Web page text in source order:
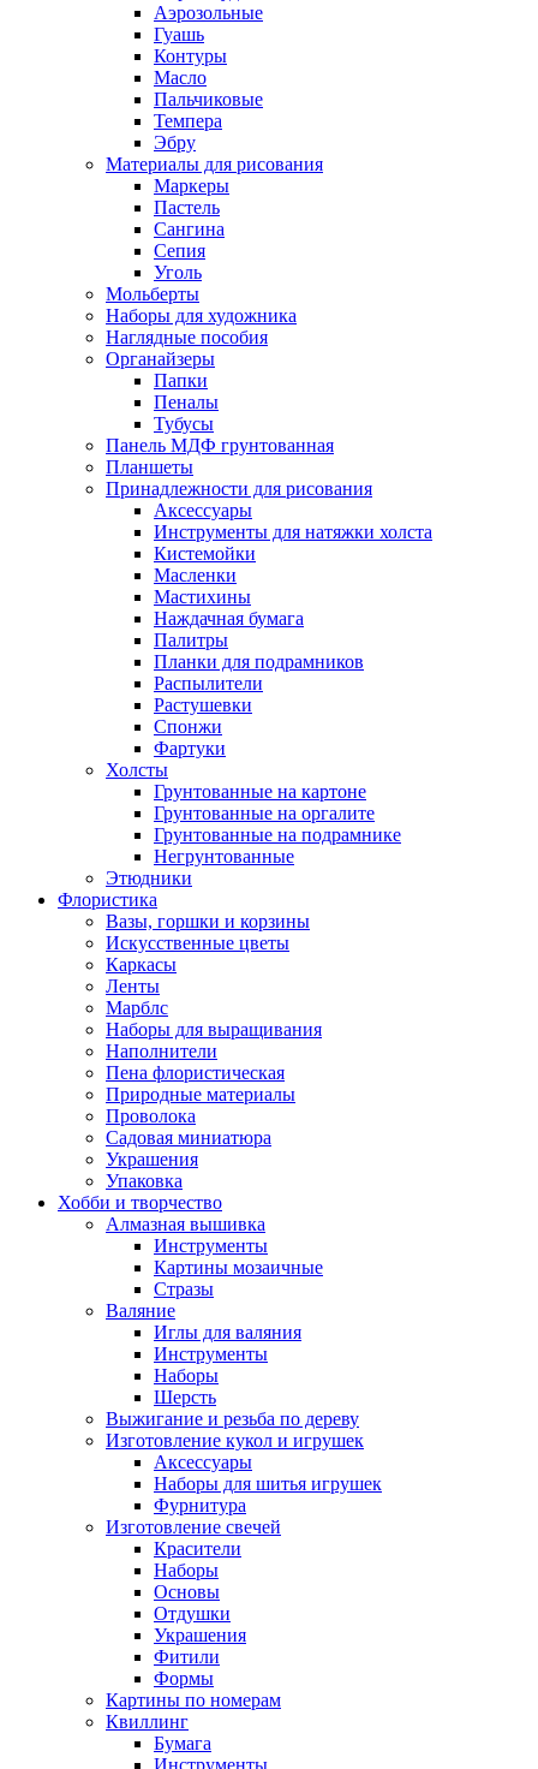
Аэрозольные
Гуашь
Контуры
Масло
Пальчиковые
Темпера
Эбру
Материалы для рисования
Маркеры
Пастель
Сангина
Сепия
Уголь
Мольберты
Наборы для художника
Наглядные пособия
Органайзеры
Папки
Пеналы
Тубусы
Панель МДФ грунтованная
Планшеты
Принадлежности для рисования
Аксессуары
Инструменты для натяжки холста
Кистемойки
Масленки
Мастихины
Наждачная бумага
Палитры
Планки для подрамников
Распылители
Растушевки
Спонжи
Фартуки
Холсты
Грунтованные на картоне
Грунтованные на оргалите
Грунтованные на подрамнике
Негрунтованные
Этюдники
Флористика
Вазы, горшки и корзины
Искусственные цветы
Каркасы
Ленты
Марблс
Наборы для выращивания
Наполнители
Пена флористическая
Природные материалы
Проволока
Садовая миниатюра
Украшения
Упаковка
Хобби и творчество
Алмазная вышивка
Инструменты
Картины мозаичные
Стразы
Валяние
Иглы для валяния
Инструменты
Наборы
Шерсть
Выжигание и резьба по дереву
Изготовление кукол и игрушек
Аксессуары
Наборы для шитья игрушек
Фурнитура
Изготовление свечей
Красители
Наборы
Основы
Отдушки
Украшения
Фитили
Формы
Картины по номерам
Квиллинг
Бумага
Инструменты